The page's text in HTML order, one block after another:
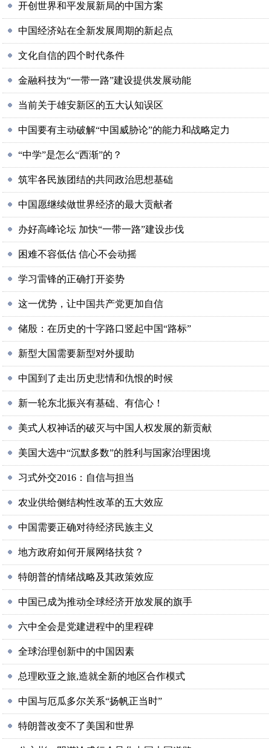
开创世界和平发展新局的中国方案
中国经济站在全新发展周期的新起点
文化自信的四个时代条件
金融科技为“一带一路”建设提供发展动能
当前关于雄安新区的五大认知误区
中国要有主动破解“中国威胁论”的能力和战略定力
“中学”是怎么“西渐”的？
筑牢各民族团结的共同政治思想基础
中国愿继续做世界经济的最大贡献者
办好高峰论坛 加快“一带一路”建设步伐
困难不容低估 信心不会动摇
学习雷锋的正确打开姿势
这一优势，让中国共产党更加自信
储殷：在历史的十字路口竖起中国“路标”
新型大国需要新型对外援助
中国到了走出历史悲情和仇恨的时候
新一轮东北振兴有基础、有信心！
美式人权神话的破灭与中国人权发展的新贡献
美国大选中“沉默多数”的胜利与国家治理困境
习式外交2016：自信与担当
农业供给侧结构性改革的五大效应
中国需要正确对待经济民族主义
地方政府如何开展网络扶贫？
特朗普的情绪战略及其政策效应
中国已成为推动全球经济开放发展的旗手
六中全会是党建进程中的里程碑
全球治理创新中的中国因素
总理欧亚之旅,造就全新的地区合作模式
中国与厄瓜多尔关系“扬帆正当时”
特朗普改变不了美国和世界